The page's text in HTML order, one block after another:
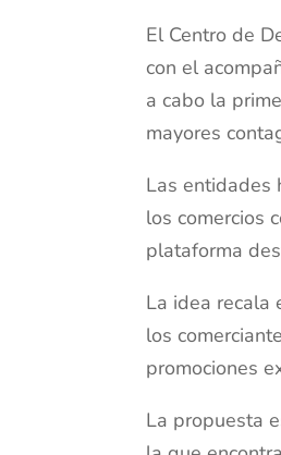
El Centro de
con el
a cabo la
mayores
Las entidades
los comercios
plataforma
La idea recala
los
promociones
La propuesta